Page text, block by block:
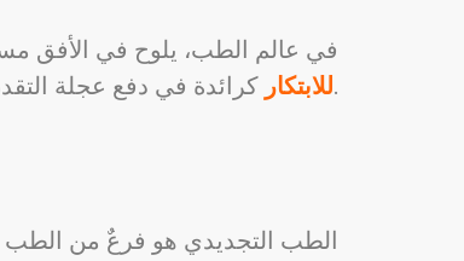
في عالم الطب، يلوح في الأفق
للابتكاركرائدة في دفع عجلة التقدم في هذا المجال الواعد.
الطب التجديدي هو فرعٌ من الطب